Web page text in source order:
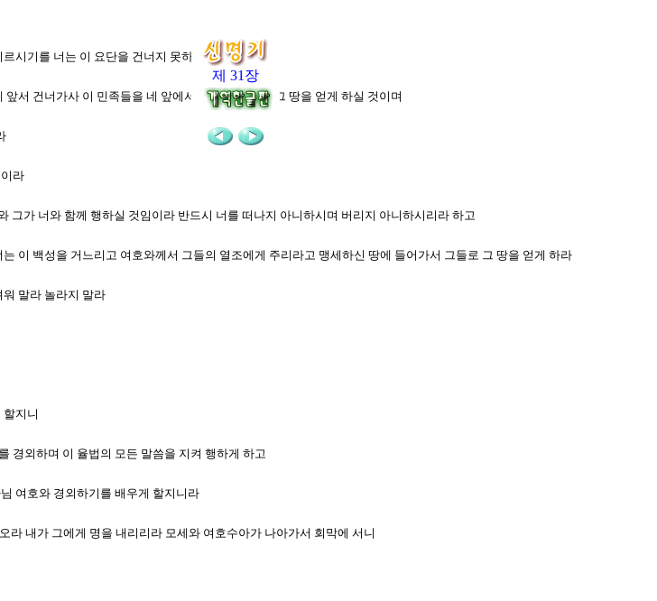
제 31장
시기를 너는 이 요단을 건너지 못하리라 하셨느니라
서 건너가사 이 민족들을 네 앞에서 멸하시고 너로 그 땅을 얻게 하실 것이며
라
가 너와 함께 행하실 것임이라 반드시 너를 떠나지 아니하시며 버리지 아니하시리라 하고
이 백성을 거느리고 여호와께서 그들의 열조에게 주리라고 맹세하신 땅에 들어가서 그들로 그 땅을 얻게 하라
말라 놀라지 말라
지니
경외하며 이 율법의 모든 말씀을 지켜 행하게 하고
여호와 경외하기를 배우게 할지니라
내가 그에게 명을 내리리라 모세와 여호수아가 나아가서 회막에 서니